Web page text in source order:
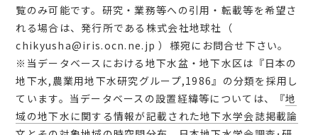
覧のみ可能です。研究・業務等への引用・転載等を希望さ
れる場合は、発行所である株式会社地球社（
chikyusha@iris.ocn.ne.jp ）様宛にお問合せ下さい。
※当データベースにおける地下水盆・地下水区は『日本の
地下水,農業用地下水研究グループ,1986』の分類を採用し
ています。当データベースの設置経緯等については、『地
域の地下水に関する情報が記載された地下水学会誌掲載論